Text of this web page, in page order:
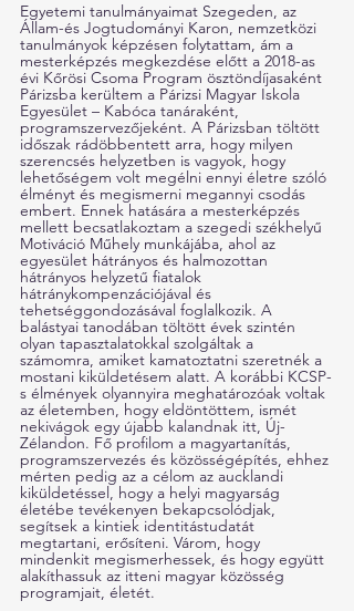
Egyetemi tanulmányaimat Szegeden, az
Állam-és Jogtudományi Karon, nemzetközi
tanulmányok képzésen folytattam, ám a
mesterképzés megkezdése előtt a 2018-as
évi Kőrösi Csoma Program ösztöndíjasaként
Párizsba kerültem a Párizsi Magyar Iskola
Egyesület – Kabóca tanáraként,
programszervezőjeként. A Párizsban töltött
időszak rádöbbentett arra, hogy milyen
szerencsés helyzetben is vagyok, hogy
lehetőségem volt megélni ennyi életre szóló
élményt és megismerni megannyi csodás
embert. Ennek hatására a mesterképzés
mellett becsatlakoztam a szegedi székhelyű
Motiváció Műhely munkájába, ahol az
egyesület hátrányos és halmozottan
hátrányos helyzetű fiatalok
hátránykompenzációjával és
tehetséggondozásával foglalkozik. A
balástyai tanodában töltött évek szintén
olyan tapasztalatokkal szolgáltak a
számomra, amiket kamatoztatni szeretnék a
mostani kiküldetésem alatt. A korábbi KCSP-
s élmények olyannyira meghatározóak voltak
az életemben, hogy eldöntöttem, ismét
nekivágok egy újabb kalandnak itt, Új-
Zélandon. Fő profilom a magyartanítás,
programszervezés és közösségépítés, ehhez
mérten pedig az a célom az aucklandi
kiküldetéssel, hogy a helyi magyarság
életébe tevékenyen bekapcsolódjak,
segítsek a kintiek identitástudatát
megtartani, erősíteni. Várom, hogy
mindenkit megismerhessek, és hogy együtt
alakíthassuk az itteni magyar közösség
programjait, életét.